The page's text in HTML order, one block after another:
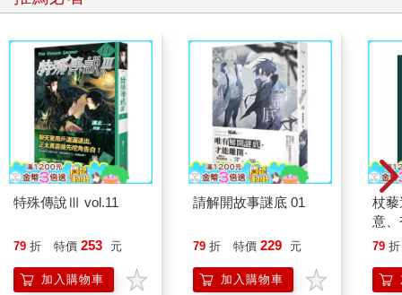
特殊傳說Ⅲ vol.11
79 折 特價 253 元
加入購物車
請解開故事謎底 01
79 折 特價 229 元
加入購物車
杖
意
恭
79 折